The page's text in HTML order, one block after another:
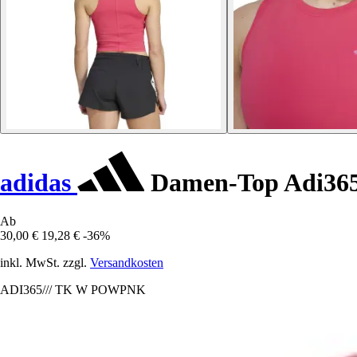
adidas Damen-Top
Ab
30,00 € 19,28 € -36%
inkl. MwSt. zzgl. Versandkosten
ADI365/// TK W POWPNK